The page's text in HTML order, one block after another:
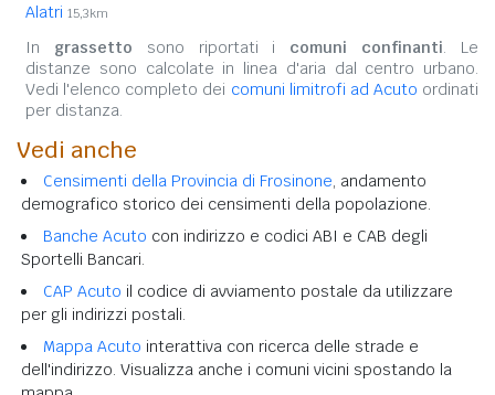
Alatri 15,3km
In grassetto sono riportati i comuni confinanti. Le
distanze sono calcolate in linea d'aria dal centro urbano.
Vedi l'elenco completo dei comuni limitrofi ad Acuto ordinati
per distanza.
Vedi anche
Censimenti della Provincia di Frosinone, andamento
demografico storico dei censimenti della popolazione.
Banche Acuto con indirizzo e codici ABI e CAB degli
Sportelli Bancari.
CAP Acuto il codice di avviamento postale da utilizzare
per gli indirizzi postali.
Mappa Acuto interattiva con ricerca delle strade e
dell'indirizzo. Visualizza anche i comuni vicini spostando la